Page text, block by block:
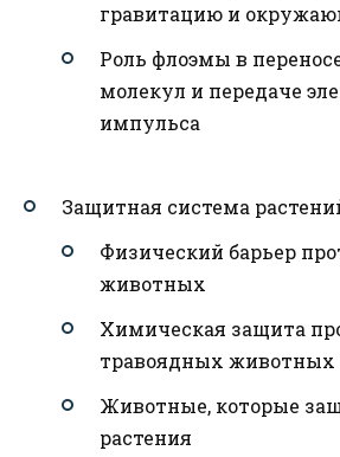
гравитацию и
Роль флоэмы в
молекул и передаче
импульса
Защитная система
Физический барьер
животных
Химическая защита
травоядных животных
Животные, которые
растения